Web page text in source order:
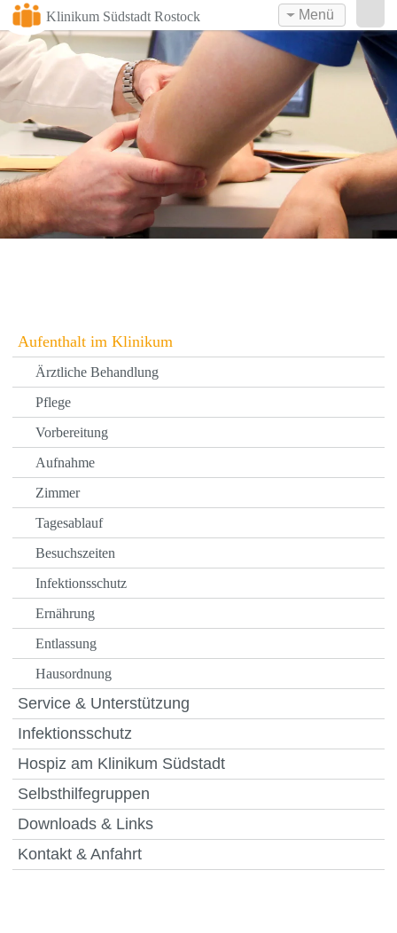
Klinikum Südstadt Rostock Menü
Aufenthalt im Klinikum
Ärztliche Behandlung
Pflege
Vorbereitung
Aufnahme
Zimmer
Tagesablauf
Besuchszeiten
Infektionsschutz
Ernährung
Entlassung
Hausordnung
Service & Unterstützung
Infektionsschutz
Hospiz am Klinikum Südstadt
Selbsthilfegruppen
Downloads & Links
Kontakt & Anfahrt